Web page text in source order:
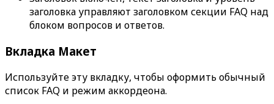
заголовка управляют заголовком секции FAQ над
блоком вопросов и ответов.
Вкладка Макет
Используйте эту вкладку, чтобы оформить обычный
список FAQ и режим аккордеона.